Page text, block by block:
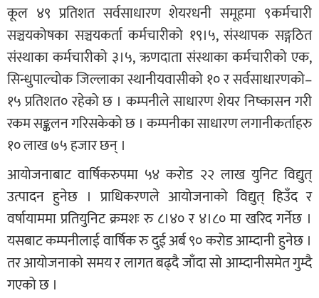
कूल ४९ प्रतिशत सर्वसाधारण शेयरधनी समूहमा ९कर्मचारी
सञ्चयकोषका सञ्चयकर्ता कर्मचारीको १९।५, संस्थापक सङ्गठित
संस्थाका कर्मचारीको ३।५, ऋणदाता संस्थाका कर्मचारीको एक,
सिन्धुपाल्चोक जिल्लाका स्थानीयवासीको १० र सर्वसाधारणको–
१५ प्रतिशत० रहेको छ । कम्पनीले साधारण शेयर निष्कासन गरी
रकम सङ्कलन गरिसकेको छ । कम्पनीका साधारण लगानीकर्ताहरु
१० लाख ७५ हजार छन् ।
आयोजनाबाट वार्षिकरुपमा ५४ करोड २२ लाख युनिट विद्युत्
उत्पादन हुनेछ । प्राधिकरणले आयोजनाको विद्युत् हिउँद र
वर्षायाममा प्रतियुनिट क्रमशः रु ८।४० र ४।८० मा खरिद गर्नेछ ।
यसबाट कम्पनीलाई वार्षिक रु दुई अर्ब ९० करोड आम्दानी हुनेछ ।
तर आयोजनाको समय र लागत बढ्दै जाँदा सो आम्दानीसमेत गुम्दै
गएको छ ।